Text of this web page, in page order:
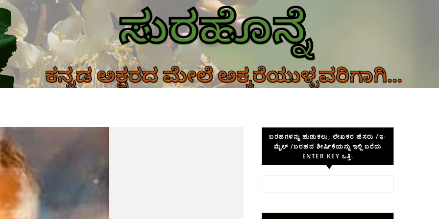
ಬರಹಗಳನ್ನು ಹುಡುಕಲು, ಲೇಖಕರ ಹೆಸರು /ಇ-
ಮೈಲ್ /ಬರಹದ ಶೀರ್ಷಿಕೆಯನ್ನು ಇಲ್ಲಿ ಬರೆದು
ENTER KEY ಒತ್ತಿ.